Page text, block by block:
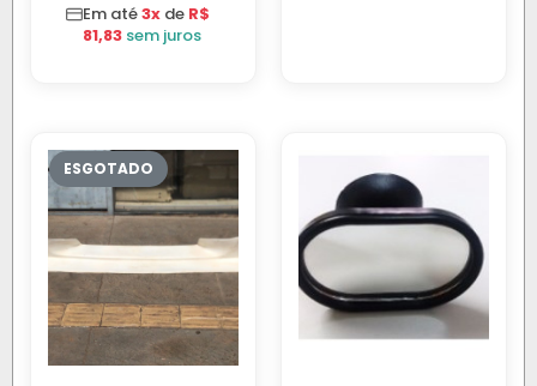
Em até3x de R$
81,83 sem juros